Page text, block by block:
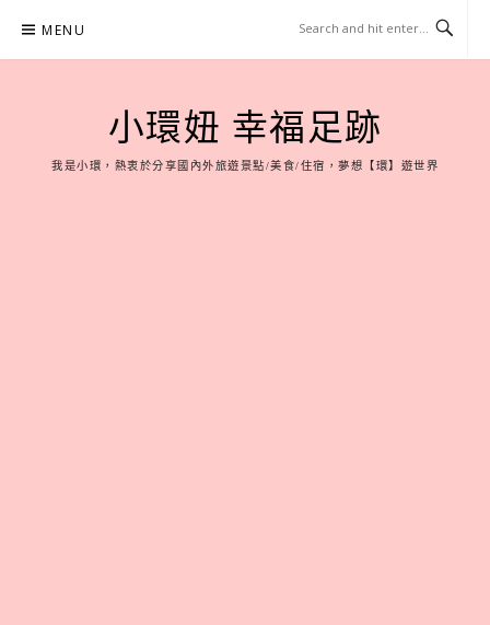
content
MENU
小環妞 幸福足跡
我是小環，熱衷於分享國內外旅遊景點/美食/住宿，夢想【環】遊世界